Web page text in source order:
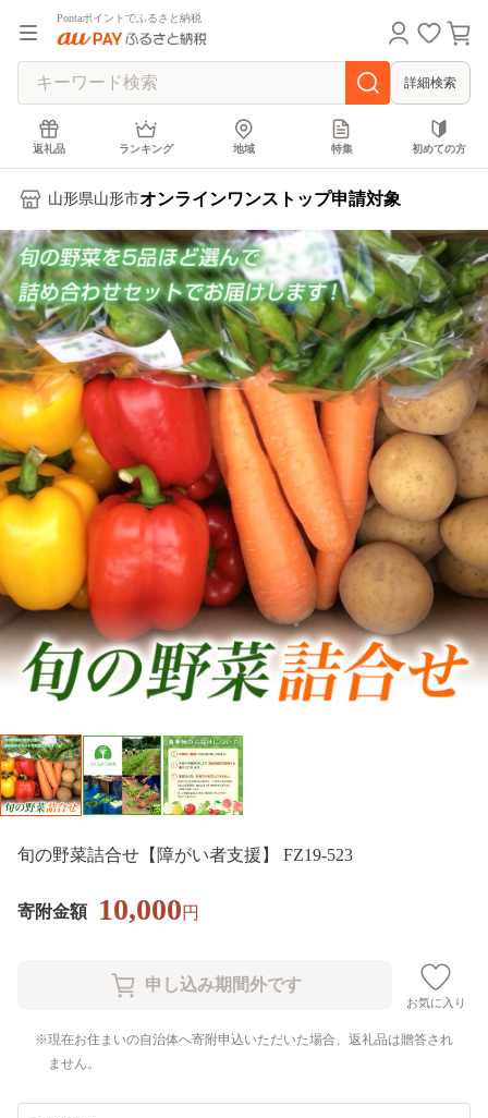
Pontaポイントでふるさと納税
詳細検索
返礼品 ランキング 地域 特集 初めての方
山形県山形市オンラインワンストップ申請対象
旬の野菜詰合せ【障がい者支援】 FZ19-523
寄附金額 10,000円
お気に入り
現在お住まいの自治体へ寄附申込いただいた場合、返礼品は贈答され
ません。